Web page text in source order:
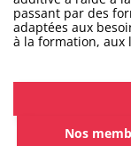
passant par des
adaptées aux
à la formation, aux
Nos